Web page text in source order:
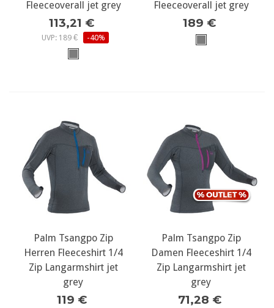
Fleeceoverall jet grey
113,21 €
UVP: 189 € -40%
Fleeceoverall jet grey
189 €
Palm Tsangpo Zip
Herren Fleeceshirt 1/4
Zip Langarmshirt jet
grey
119 €
Palm Tsangpo Zip
Damen Fleeceshirt 1/4
Zip Langarmshirt jet
grey
71,28 €